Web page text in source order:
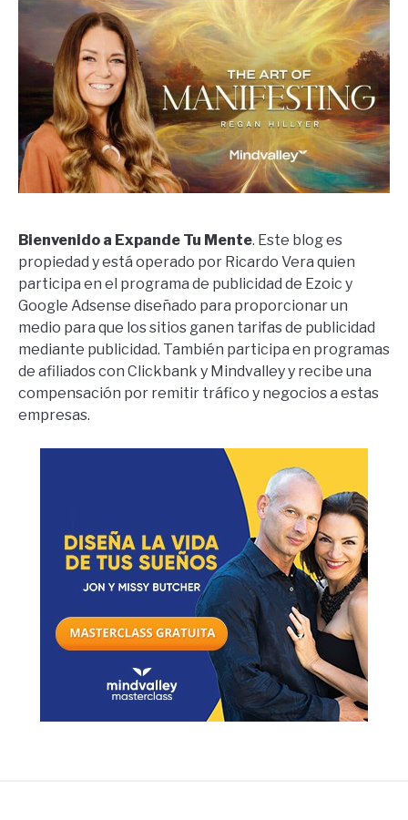
Bienvenido a Expande Tu Mente. Este blog es
propiedad y está operado por Ricardo Vera quien
participa en el programa de publicidad de Ezoic y
Google Adsense diseñado para proporcionar un
medio para que los sitios ganen tarifas de publicidad
mediante publicidad. También participa en programas
de afiliados con Clickbank y Mindvalley y recibe una
compensación por remitir tráfico y negocios a estas
empresas.